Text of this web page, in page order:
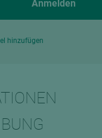
Anmelden
hinzufügen